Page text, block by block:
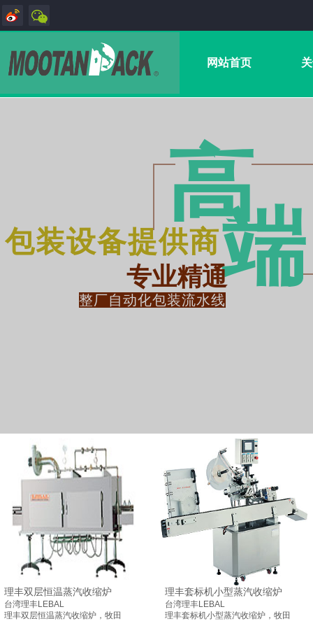
网站首页
专业精通
高
包装设备提供商端
整厂自动化包装流水线
理丰双层恒温蒸汽收缩炉
台湾理丰LEBAL
理丰双层恒温蒸汽收缩炉，牧田
理丰套标机小型蒸汽收缩炉
台湾理丰LEBAL
理丰套标机小型蒸汽收缩炉，牧田